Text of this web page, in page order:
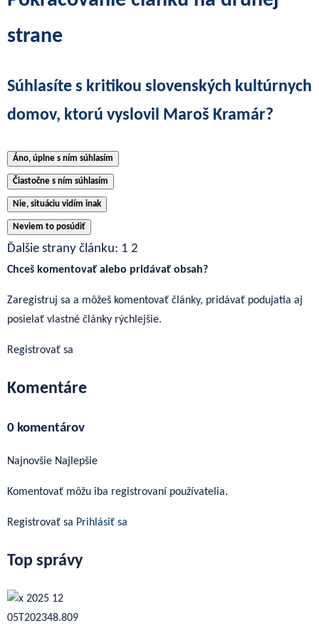
strane
Súhlasíte s kritikou slovenských kultúrnych
domov, ktorú vyslovil Maroš Kramár?
Áno, úplne s ním súhlasím
Čiastočne s ním súhlasím
Nie, situáciu vidím inak
Neviem to posúdiť
Ďalšie strany článku: 1 2
Chceš komentovať alebo pridávať obsah?
Zaregistruj sa a môžeš komentovať články, pridávať podujatia aj
posielať vlastné články rýchlejšie.
Registrovať sa
Komentáre
0 komentárov
Najnovšie Najlepšie
Komentovať môžu iba registrovaní používatelia.
Registrovať sa Prihlásiť sa
Top správy